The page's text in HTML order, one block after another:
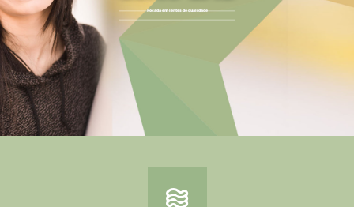
Focada em lentes de qualidade